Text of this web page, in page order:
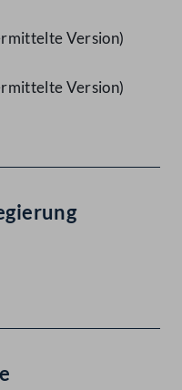
Version)
Version)